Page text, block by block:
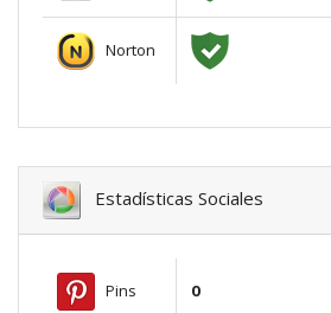
Norton
Estadísticas Sociales
Pins 0